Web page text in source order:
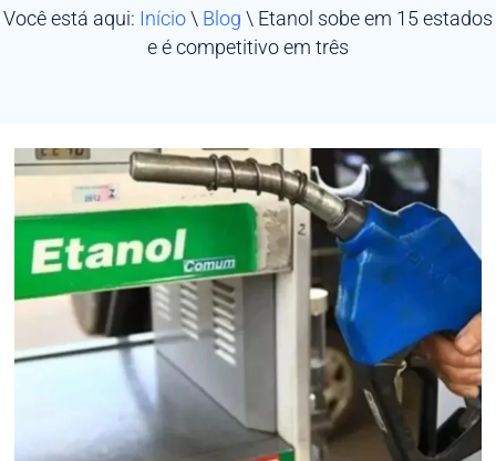
Você está aqui: Início\ Blog \ Etanol sobe em 15 estados
e é competitivo em três